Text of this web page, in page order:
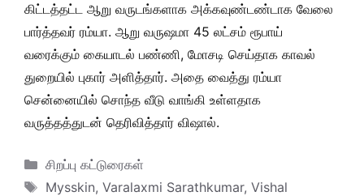
கிட்டத்தட்ட ஆறு வருடங்களாக அக்கவுண்டண்டாக வேலை
பார்த்தவர் ரம்யா. ஆறு வருஷமா 45 லட்சம் ரூபாய்
வரைக்கும் கையாடல் பண்ணி, மோசடி செய்தாக காவல்
துறையில் புகார் அளித்தார். அதை வைத்து ரம்யா
சென்னையில் சொந்த வீடு வாங்கி உள்ளதாக
வருத்தத்துடன் தெரிவித்தார் விஷால்.
Categories
சிறப்பு கட்டுரைகள்
Tags
Mysskin, Varalaxmi Sarathkumar, Vishal